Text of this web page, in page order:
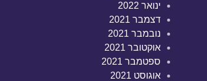
ינואר 2022
דצמבר 2021
נובמבר 2021
אוקטובר 2021
ספטמבר 2021
אוגוסט 2021